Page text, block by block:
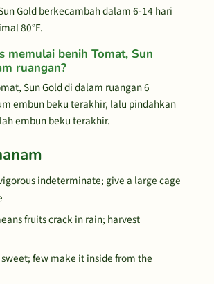
Gold berkecambah dalam 6-14 hari
80°F.
memulai benih Tomat, Sun
ruangan?
Sun Gold di dalam ruangan 6
embun beku terakhir, lalu pindahkan
embun beku terakhir.
indeterminate; give a large cage
fruits crack in rain; harvest
few make it inside from the